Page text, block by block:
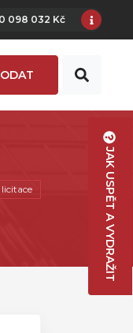
098 032 Kč
JAK USPĚT A VYDRAŽIT